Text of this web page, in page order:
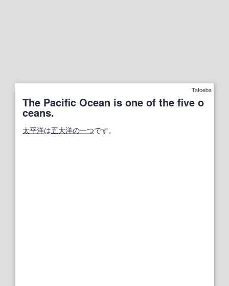
Tatoeba
The Pacific Ocean is one of the five o
ceans.
太平洋は五大洋の一つです。